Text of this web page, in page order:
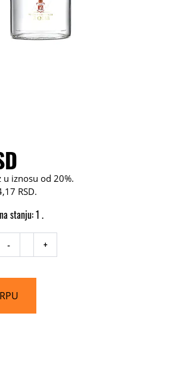
u iznosu od 20%.
RSD.
stanju: 1 .
- +